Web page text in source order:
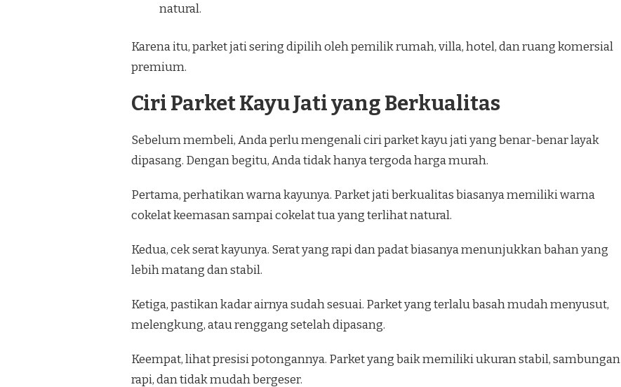
natural.
Karena itu, parket jati sering dipilih oleh pemilik rumah, villa, hotel, dan ruang komersial
premium.
Ciri Parket Kayu Jati yang Berkualitas
Sebelum membeli, Anda perlu mengenali ciri parket kayu jati yang benar-benar layak
dipasang. Dengan begitu, Anda tidak hanya tergoda harga murah.
Pertama, perhatikan warna kayunya. Parket jati berkualitas biasanya memiliki warna
cokelat keemasan sampai cokelat tua yang terlihat natural.
Kedua, cek serat kayunya. Serat yang rapi dan padat biasanya menunjukkan bahan yang
lebih matang dan stabil.
Ketiga, pastikan kadar airnya sudah sesuai. Parket yang terlalu basah mudah menyusut,
melengkung, atau renggang setelah dipasang.
Keempat, lihat presisi potongannya. Parket yang baik memiliki ukuran stabil, sambungan
rapi, dan tidak mudah bergeser.